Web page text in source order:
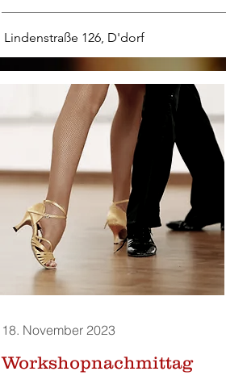
Lindenstraße 126, D'dorf
18. November 2023
Workshopnachmittag